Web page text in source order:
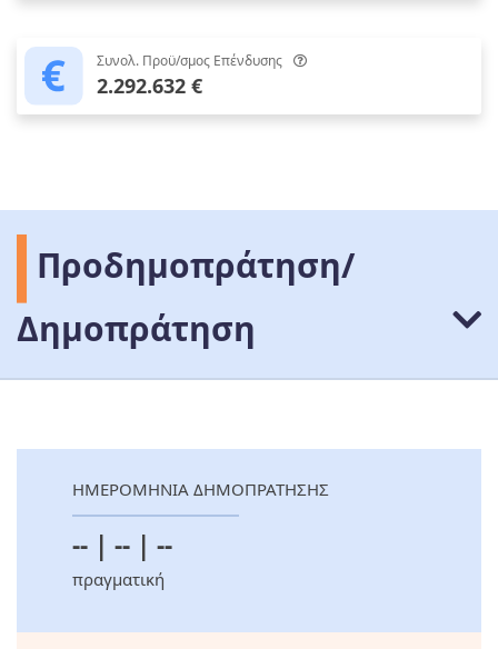
Συνολ. Προϋ/σμος Επένδυσης
2.292.632 €
Προδημοπράτηση/
Δημοπράτηση
ΗΜΕΡΟΜΗΝΙΑ ΔΗΜΟΠΡΑΤΗΣΗΣ
-- | -- | --
πραγματική